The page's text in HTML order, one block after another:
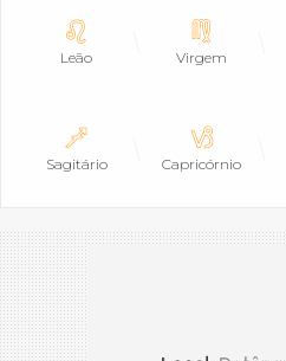
Leão Virgem
Sagitário Capricórnio